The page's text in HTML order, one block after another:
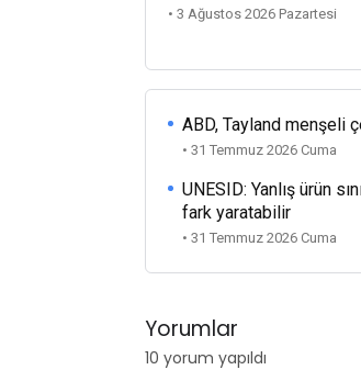
• 3 Ağustos 2026 Pazartesi
ABD, Tayland menşeli
• 31 Temmuz 2026 Cuma
UNESID: Yanlış ürün
fark yaratabilir
• 31 Temmuz 2026 Cuma
Yorumlar
10 yorum yapıldı